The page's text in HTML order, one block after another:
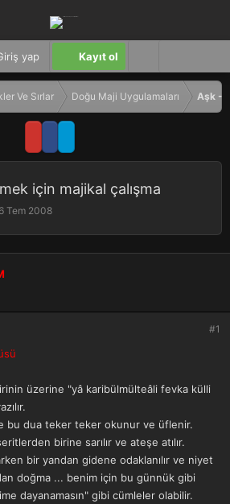
yap Kayıt ol
Ve Sırlar Doğu Maji Uygulamaları Aşk -
için majikal çalışma
Tem 2008
#1
üzerine "yâ karibülmülteâli fevka külli
bu dua teker teker okunur ve üflenir.
birine sarılır ve ateşe atılır.
bir yandan gidene odaklanılır ve niyet
doğma ... benim için bu günnük gibi
dayanamasın" gibi cümleler olabilir.